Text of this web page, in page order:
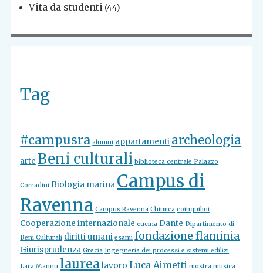
Vita da studenti (44)
Tag
#campusra alumni appartamenti archeologia
arte Beni culturali biblioteca centrale Palazzo
Corradini Biologia marina Campus di
Ravenna Campus Ravenna Chimica coinquilini
Cooperazione internazionale cucina Dante Dipartimento di
Beni Culturali diritti umani esami fondazione flaminia
Giurisprudenza Grecia Ingegneria dei processi e sistemi edilizi
Lara Mannu laurealavoro Luca Aimetti mostra musica